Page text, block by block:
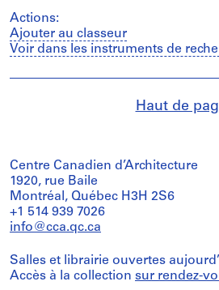
Actions:
Ajouter au classeur
Voir dans les instruments de
Haut de
Centre Canadien d’Architecture
1920, rue Baile
Montréal, Québec H3H 2S6
+1 514 939 7026
info@cca.qc.ca
Salles et librairie ouvertes
Accès à la collection sur rendez-